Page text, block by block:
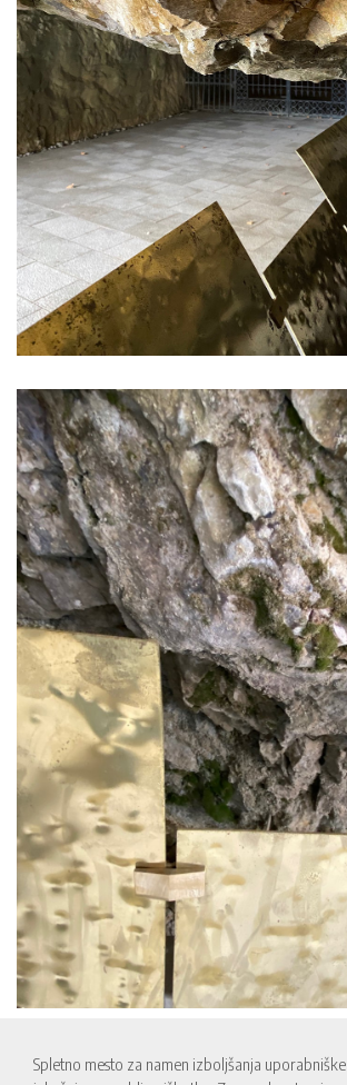
Spletno mesto za namen izboljšanja uporabniške